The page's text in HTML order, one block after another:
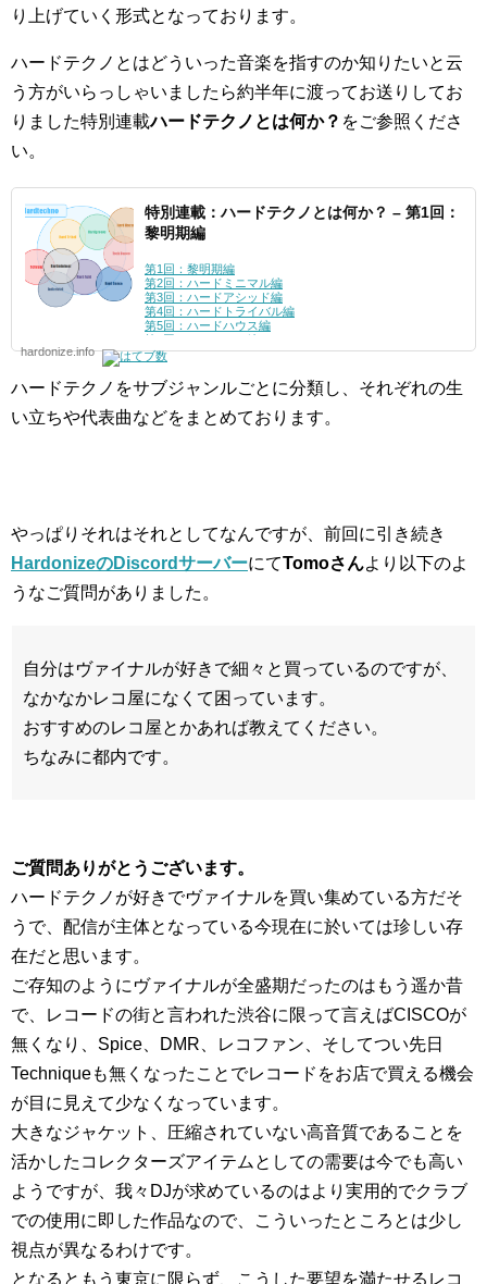
り上げていく形式となっております。
ハードテクノとはどういった音楽を指すのか知りたいと云
う方がいらっしゃいましたら約半年に渡ってお送りしてお
りました特別連載ハードテクノとは何か？ をご参照くださ
い。
特別連載：ハードテクノとは何か？ – 第1回：
黎明期編
第1回：黎明期編
第2回：ハードミニマル編
第3回：ハードアシッド編
第4回：ハードトライバル編
第5回：ハードハウス編
第6回：シュランツ編
第7回：ハードグルーヴ編
第9回：テックダンス編
番外
第1回：メロディアス・ハードテクノ編
第2回：ハードダンス編
hardonize.info
ハードテクノをサブジャンルごとに分類し、それぞれの生
い立ちや代表曲などをまとめております。
やっぱりそれはそれとしてなんですが、前回に引き続き
HardonizeのDiscordサーバーにてTomoさんより以下のよ
うなご質問がありました。
自分はヴァイナルが好きで細々と買っているのですが、
なかなかレコ屋になくて困っています。
おすすめのレコ屋とかあれば教えてください。
ちなみに都内です。
ご質問ありがとうございます。
ハードテクノが好きでヴァイナルを買い集めている方だそ
うで、配信が主体となっている今現在に於いては珍しい存
在だと思います。
ご存知のようにヴァイナルが全盛期だったのはもう遥か昔
で、レコードの街と言われた渋谷に限って言えばCISCOが
無くなり、Spice、DMR、レコファン、そしてつい先日
Techniqueも無くなったことでレコードをお店で買える機会
が目に見えて少なくなっています。
大きなジャケット、圧縮されていない高音質であることを
活かしたコレクターズアイテムとしての需要は今でも高い
ようですが、我々DJが求めているのはより実用的でクラブ
での使用に即した作品なので、こういったところとは少し
視点が異なるわけです。
となるともう東京に限らず、こうした要望を満たせるレコ